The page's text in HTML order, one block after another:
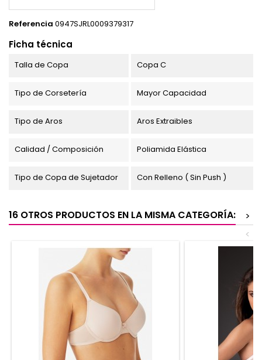
Referencia 0947SJRL0009379317
Ficha técnica
Talla de Copa Copa C
Tipo de Corsetería Mayor Capacidad
Tipo de Aros Aros Extraibles
Calidad / Composición Poliamida Elástica
Tipo de Copa de Sujetador Con Relleno ( Sin Push )
16 OTROS PRODUCTOS EN LA MISMA CATEGORÍA:
>
<